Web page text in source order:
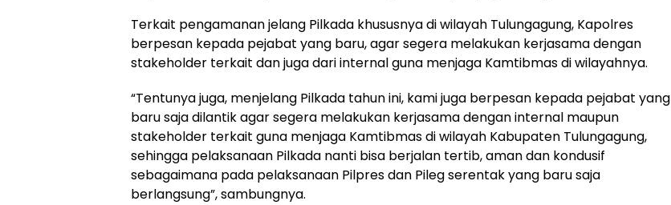
Terkait pengamanan jelang Pilkada khususnya di wilayah Tulungagung, Kapolres
berpesan kepada pejabat yang baru, agar segera melakukan kerjasama dengan
stakeholder terkait dan juga dari internal guna menjaga Kamtibmas di wilayahnya.
“Tentunya juga, menjelang Pilkada tahun ini, kami juga berpesan kepada pejabat yang
baru saja dilantik agar segera melakukan kerjasama dengan internal maupun
stakeholder terkait guna menjaga Kamtibmas di wilayah Kabupaten Tulungagung,
sehingga pelaksanaan Pilkada nanti bisa berjalan tertib, aman dan kondusif
sebagaimana pada pelaksanaan Pilpres dan Pileg serentak yang baru saja
berlangsung”, sambungnya.